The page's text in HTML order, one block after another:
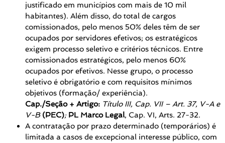
justificado em municípios com mais de 10 mil
habitantes). Além disso, do total de cargos
comissionados, pelo menos 50% deles têm de ser
ocupados por servidores efetivos; os estratégicos
exigem processo seletivo e critérios técnicos. Entre
comissionados estratégicos, pelo menos 60%
ocupados por efetivos. Nesse grupo, o processo
seletivo é obrigatório e com requisitos mínimos
objetivos (formação/ experiência).
Cap./Seção + Artigo: Título III, Cap. VII – Art. 37, V-A e
V-B (PEC); PL Marco Legal, Cap. VI, Arts. 27-32.
A contratação por prazo determinado (temporários) é
limitada a casos de excepcional interesse público, com